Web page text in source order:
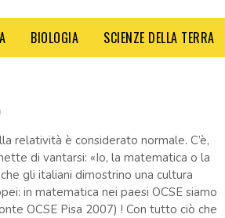
BIOLOGIA SCIENZE DELLA TERRA
relatività è considerato normale. C’è,
di vantarsi: «Io, la matematica o la
gli italiani dimostrino una cultura
in matematica nei paesi OCSE siamo
OCSE Pisa 2007) ! Con tutto ciò che